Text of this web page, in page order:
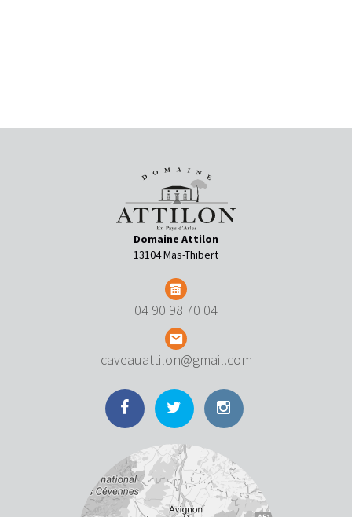
Domaine Attilon
13104 Mas-Thibert
04 90 98 70 04
caveauattilon@gmail.com